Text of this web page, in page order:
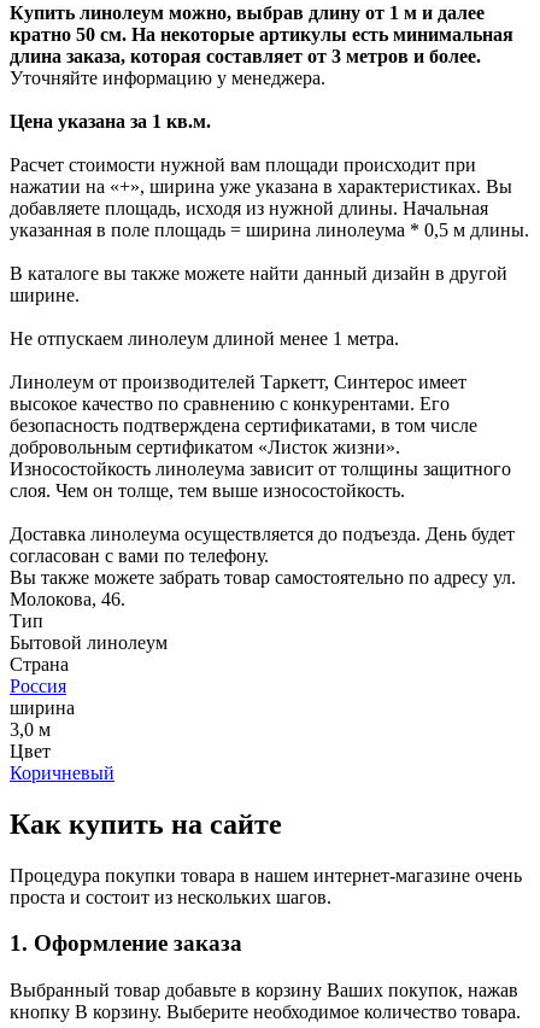
Купить линолеум можно, выбрав длину от 1 м и далее
кратно 50 см. На некоторые артикулы есть минимальная
длина заказа, которая составляет от 3 метров и более.
Уточняйте информацию у менеджера.
Цена указана за 1 кв.м.
Расчет стоимости нужной вам площади происходит при
нажатии на «+», ширина уже указана в характеристиках. Вы
добавляете площадь, исходя из нужной длины. Начальная
указанная в поле площадь = ширина линолеума * 0,5 м длины.
В каталоге вы также можете найти данный дизайн в другой
ширине.
Не отпускаем линолеум длиной менее 1 метра.
Линолеум от производителей Таркетт, Синтерос имеет
высокое качество по сравнению с конкурентами. Его
безопасность подтверждена сертификатами, в том числе
добровольным сертификатом «Листок жизни».
Износостойкость линолеума зависит от толщины защитного
слоя. Чем он толще, тем выше износостойкость.
Доставка линолеума осуществляется до подъезда. День будет
согласован с вами по телефону.
Вы также можете забрать товар самостоятельно по адресу ул.
Молокова, 46.
Тип
Бытовой линолеум
Страна
Россия
ширина
3,0 м
Цвет
Коричневый
Как купить на сайте
Процедура покупки товара в нашем интернет-магазине очень
проста и состоит из нескольких шагов.
1. Оформление заказа
Выбранный товар добавьте в корзину Ваших покупок, нажав
кнопку В корзину. Выберите необходимое количество товара.